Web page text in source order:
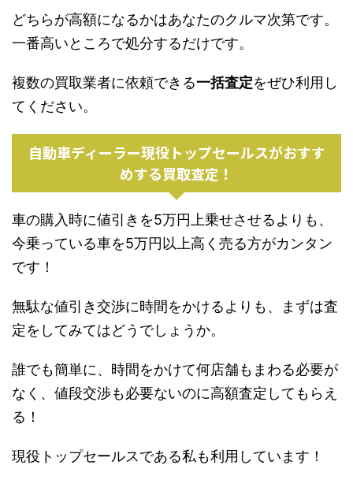
どちらが高額になるかはあなたのクルマ次第です。
一番高いところで処分するだけです。
複数の買取業者に依頼できる一括査定をぜひ利用し
てください。
自動車ディーラー現役トップセールスがおすす
めする買取査定！
車の購入時に値引きを5万円上乗せさせるよりも、
今乗っている車を5万円以上高く売る方がカンタン
です！
無駄な値引き交渉に時間をかけるよりも、まずは査
定をしてみてはどうでしょうか。
誰でも簡単に、時間をかけて何店舗もまわる必要が
なく、値段交渉も必要ないのに高額査定してもらえ
る！
現役トップセールスである私も利用しています！